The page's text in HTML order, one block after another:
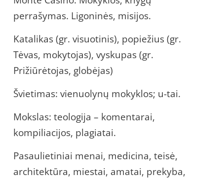
perrašymas. Ligoninės, misijos.
Katalikas (gr. visuotinis), popiežius (gr.
Tėvas, mokytojas), vyskupas (gr.
Prižiūrėtojas, globėjas)
Švietimas: vienuolynų mokyklos; u-tai.
Mokslas: teologija – komentarai,
kompiliacijos, plagiatai.
Pasaulietiniai menai, medicina, teisė,
architektūra, miestai, amatai, prekyba,